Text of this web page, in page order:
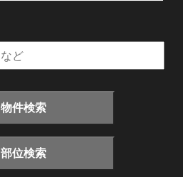
物件検索
部位検索